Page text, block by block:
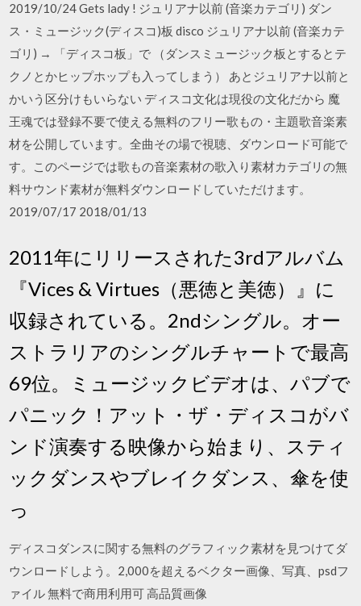
2019/10/24 Gets lady ! ジュリアナ以前 (音楽カテゴリ) ダン
ス・ミュージック(ディスコ)板 disco ジュリアナ以前 (音楽カテ
ゴリ) → 「ディスコ板」で （ダンスミュージック板とするとテ
クノとかヒップホップも入ってしまう） あとジュリアナ以前と
かいう区分けもいらない ディスコ文化は現役の文化だから 魔
王魂では登録不要で使える無料のフリー歌もの・主題歌音楽素
材を公開しています。全曲その場で視聴、ダウンロード可能で
す。このページでは歌もの音楽素材の歌入り素材カテゴリの無
料サウンド素材が無料ダウンロードしていただけます。
2019/07/17 2018/01/13
2011年にリリースされた3rdアルバム
『Vices & Virtues（悪徳と美徳）』に
収録されている。2ndシングル。オー
ストラリアのシングルチャートで最高
69位。ミュージックビデオは、パブで
パニック！アット・ザ・ディスコがバ
ンド演奏する映像から始まり、スティ
ックダンスやブレイクダンス、傘を使
っ
ディスコダンスに関する無料のグラフィック素材を見つけてダ
ウンロードしよう。2,000を超えるベクター画像、写真、psdフ
ァイル 無料で商用利用可 高品質画像